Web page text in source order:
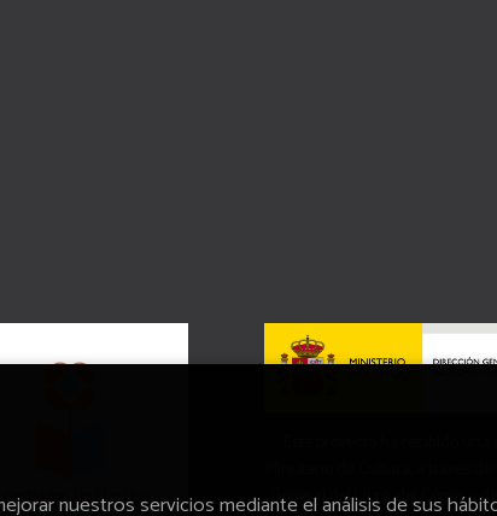
General del Libro, del Cómic y de
nuestros servicios mediante el análisis de sus